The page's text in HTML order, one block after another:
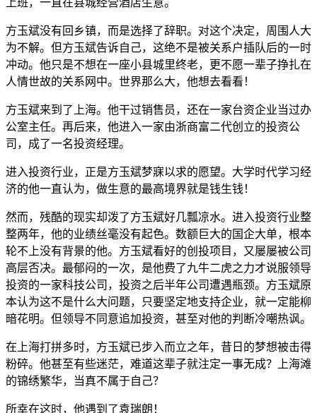
方玉斌没有回乡镇，而是选择了辞职。对这个决定，周围人大
为不解。但方玉斌告诉自己，这绝不是被关系户插队后的一时
冲动。他只是不想在一座小县城里终老，更不愿一辈子挣扎在
人情世故的关系网中。世界那么大，他想去看看！
方玉斌来到了上海。他干过销售员，还在一家台资企业当过办
公室主任。再后来，他进入一家由浙商富二代创立的投资公
司，成了一名投资经理。
进入投资行业，正是方玉斌梦寐以求的愿望。大学时代学习经
济的他一直认为，做生意的最高境界就是钱生钱！
然而，残酷的现实却泼了方玉斌好几瓢凉水。进入投资行业整
整两年，他的业绩丝毫没有起色。数额巨大的国企大单，根本
轮不上没有背景的他。方玉斌看好的创投项目，又屡屡被公司
高层否决。最郁闷的一次，是他费了九牛二虎之力才说服领导
投资的一家科技公司，投资之后半年公司遭遇瓶颈。方玉斌原
本认为这不是什么大问题，只要坚定地支持企业，就一定能柳
暗花明。但领导不同意追加投资，甚至对他的判断冷嘲热讽。
在上海打拼多时，方玉斌已步入而立之年，昔日的梦想被击得
粉碎。他甚至有些迷茫，难道这辈子就注定一事无成？上海滩
的锦绣繁华，当真不属于自己？
所幸在这时，他遇到了袁瑞朗！